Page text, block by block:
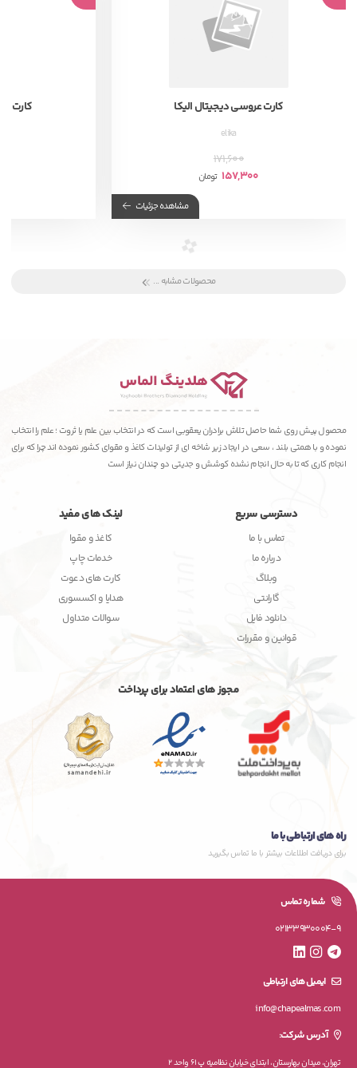
کارت عروسی دیجیتال الیکا
elika
171,600
157,300 تومان
مشاهده جزئیات
کارت
محصولات مشابه ...
محصول پیش روی شما حاصل تلاش برادران یعقوبی است که در انتخاب بین علم یا ثروت ؛ علم را انتخاب
نموده و با همتی بلند ، سعی در ایجاد زیر شاخه ای از تولیدات کاغذ و مقوای کشور نموده اند چرا که برای
انجام کاری که تا به حال انجام نشده کوشش و جدیتی دو چندان نیاز است
دسترسی سریع
تماس با ما
درباره ما
وبلاگ
گارانتی
دانلود فایل
قوانین و مقررات
لینک های مفید
کاغذ و مقوا
خدمات چاپ
کارت های دعوت
هدایا و اکسسوری
سوالات متداول
مجوز های اعتماد برای پرداخت
راه های ارتباطی با ما
برای دریافت اطلاعات بیشتر با ما تماس بگیرید
شماره تماس
02133930004-9
ایمیل های ارتباطی
info@chapealmas.com
آدرس شرکت:
تهران، میدان بهارستان، ابتدای خیابان نظامیه پ 61 واحد 2